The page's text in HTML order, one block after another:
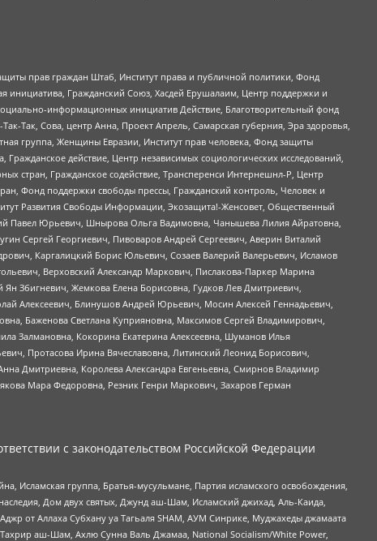
прав граждан Штаб, Институт права и публичной политики, Фонд
Гражданский Союз, Хасдей Ерушалаим, Центр поддержки и
информационных инициатив Действие, Благотворительный фонд
Так, Сова, центр Анна, Проект Апрель, Самарская губерния, Эра здоровья,
группа, Женщины Евразии, Институт прав человека, Фонд защиты
действие, Центр независимых социологических исследований,
стран, Гражданское содействие, Трансперенси Интернешнл-Р, Центр
Фонд поддержки свободы прессы, Гражданский контроль, Человек и
Развития Свободы Информации, Экозащита!-Женсовет, Общественный
Павел Юрьевич, Шнырова Ольга Вадимовна, Чанышева Лилия Айратовна,
Сергей Георгиевич, Пивоваров Андрей Сергеевич, Аверин Виталий
Каргалицкий Борис Юльевич, Созаев Валерий Валерьевич, Исламов
Верховский Александр Маркович, Пислакова-Паркер Марина
Ян Збигневич, Жемкова Елена Борисовна, Гудков Лев Дмитриевич,
Алексеевич, Блинушов Андрей Юрьевич, Мосин Алексей Геннадьевич,
Баженова Светлана Куприяновна, Максимов Сергей Владимирович,
Залмановна, Кокорина Екатерина Алексеевна, Шуманов Илья
Протасова Ирина Вячеславовна, Литинский Леонид Борисович,
Дмитриевна, Королева Александра Евгеньевна, Смирнов Владимир
Мара Федоровна, Резник Генри Маркович, Захаров Герман
с законодательством Российской Федерации
Исламская группа, Братья-мусульмане, Партия исламского освобождения,
Дом двух святых, Джунд аш-Шам, Исламский джихад, Аль-Каида,
от Аллаха Субхану уа Тагьаля SHAM, АУМ Синрике, Муджахеды джамаата
аш-Шам, Ахлю Сунна Валь Джамаа, National Socialism/White Power,